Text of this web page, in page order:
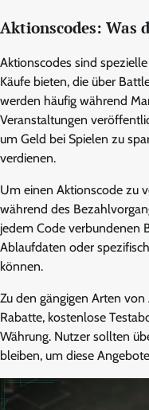
Aktionscodes: Was
Aktionscodes sind
Käufe bieten, die über
werden häufig während
Veranstaltungen
um Geld bei Spielen zu
verdienen.
Um einen Aktionscode zu
während des
jedem Code verbundenen
Ablaufdaten oder
können.
Zu den gängigen Arten
Rabatte, kostenlose
Währung. Nutzer sollten
bleiben, um diese